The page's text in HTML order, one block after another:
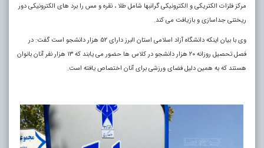
مرکز فلزات الکتریکی و الکترونیکی گرانبها شامل طلا ، نقره و مس را برد های الکترونیکی دور
ریختنی جداسازی و بازیافت می کند.
وی با بیان اینکه دانشگاه آزاد اسلامی استان البرز دارای ۵۲ هزار دانشجو است گفت: در
فصل تحصیل روزانه ۲۰ هزار دانشجو در کلاس ها حضور می یابند که ۱۳ هزار نفر آنان بانوان
هستند که به همین دلیل فضای ورزشی برای آنان اختصاص یافته است.